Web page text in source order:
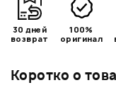
Коротко о
30 дней
возврат
100%
оригинал